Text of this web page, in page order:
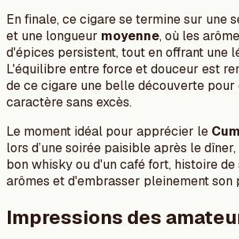
En finale, ce cigare se termine sur une
et une longueur moyenne, où les
d'épices persistent, tout en offrant une
L'équilibre entre force et douceur est
de ce cigare une belle découverte pour
caractère sans excès.
Le moment idéal pour apprécier le
lors d’une soirée paisible après le
bon whisky ou d'un café fort, histoire
arômes et d'embrasser pleinement son
Impressions des